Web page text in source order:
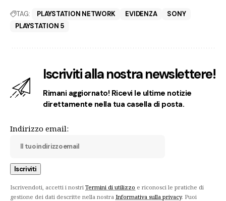
TAG: PLAYSTATION NETWORK EVIDENZA
SONY
PLAYSTATION 5
Iscriviti alla nostra newslettere!
Rimani aggiornato! Ricevi le ultime notizie
direttamente nella tua casella di posta.
Indirizzo email:
Iscrivendoti, accetti i nostri Termini di utilizzo e riconosci le pratiche di
gestione dei dati descritte nella nostra Informativa sulla privacy. Puoi